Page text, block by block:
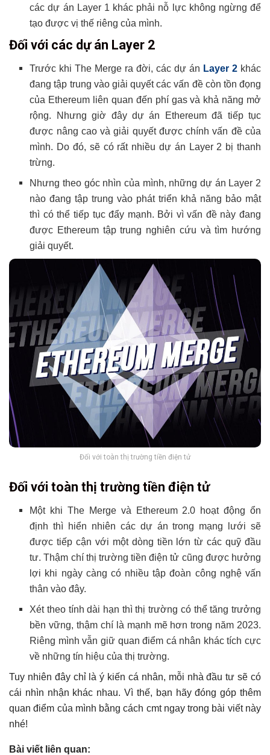
các dự án Layer 1 khác phải nỗ lực không ngừng để
tạo được vị thế riêng của mình.
Đối với các dự án Layer 2
Trước khi The Merge ra đời, các dự án Layer 2 khác
đang tập trung vào giải quyết các vấn đề còn tồn đọng
của Ethereum liên quan đến phí gas và khả năng mở
rộng. Nhưng giờ đây dự án Ethereum đã tiếp tục
được nâng cao và giải quyết được chính vấn đề của
mình. Do đó, sẽ có rất nhiều dự án Layer 2 bị thanh
trừng.
Nhưng theo góc nhìn của mình, những dự án Layer 2
nào đang tập trung vào phát triển khả năng bảo mật
thì có thể tiếp tục đẩy mạnh. Bởi vì vấn đề này đang
được Ethereum tập trung nghiên cứu và tìm hướng
giải quyết.
Đối với toàn thị trường tiền điện tử
Đối với toàn thị trường tiền điện tử
Một khi The Merge và Ethereum 2.0 hoạt động ổn
định thì hiển nhiên các dự án trong mạng lưới sẽ
được tiếp cận với một dòng tiền lớn từ các quỹ đầu
tư. Thậm chí thị trường tiền điện tử cũng được hưởng
lợi khi ngày càng có nhiều tập đoàn công nghệ vấn
thân vào đây.
Xét theo tính dài hạn thì thị trường có thể tăng trưởng
bền vững, thậm chí là mạnh mẽ hơn trong năm 2023.
Riêng mình vẫn giữ quan điểm cá nhân khác tích cực
về những tín hiệu của thị trường.
Tuy nhiên đây chỉ là ý kiến cá nhân, mỗi nhà đầu tư sẽ có
cái nhìn nhận khác nhau. Vì thế, bạn hãy đóng góp thêm
quan điểm của mình bằng cách cmt ngay trong bài viết này
nhé!
Bài viết liên quan: